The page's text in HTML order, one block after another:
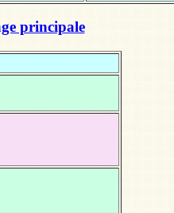
principale